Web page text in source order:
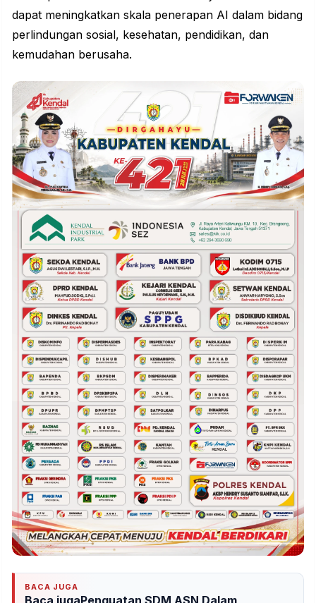
dapat meningkatkan skala penerapan AI dalam bidang
perlindungan sosial, kesehatan, pendidikan, dan
kemudahan berusaha.
BACA JUGA